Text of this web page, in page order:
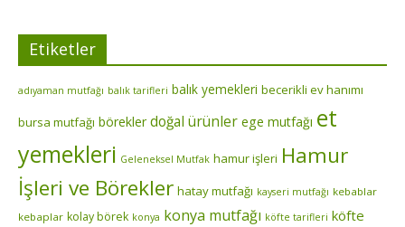
Etiketler
adıyaman mutfağı balık tarifleri balık yemekleri becerikli ev hanımı
bursa mutfağı börekler doğal ürünler ege mutfağı et
yemekleri Geleneksel Mutfak hamur işleri Hamur
İşleri ve Börekler hatay mutfağı kayseri mutfağı kebablar
kebaplar kolay börek konya konya mutfağı köfte tarifleri köfte